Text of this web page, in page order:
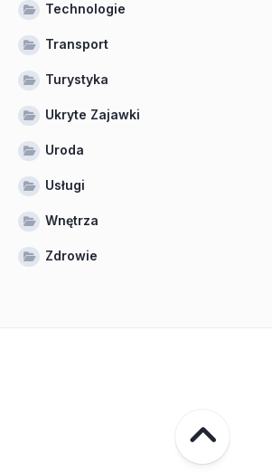
Technologie
Transport
Turystyka
Ukryte Zajawki
Uroda
Usługi
Wnętrza
Zdrowie